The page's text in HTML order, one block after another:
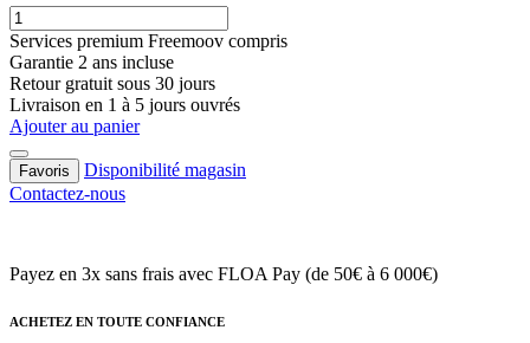
Services premium Freemoov compris
Garantie 2 ans incluse
Retour gratuit sous 30 jours
Livraison en 1 à 5 jours ouvrés
Ajouter au panier
Favoris
Disponibilité magasin
Contactez-nous
Payez en 3x sans frais avec FLOA Pay (de 50€ à 6 000€)
ACHETEZ EN TOUTE CONFIANCE